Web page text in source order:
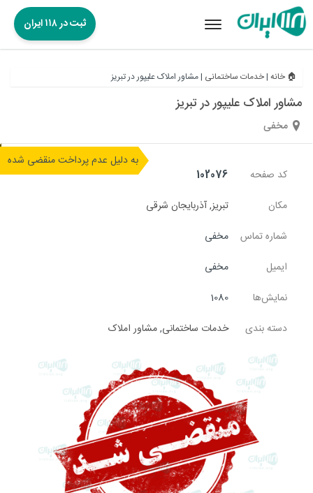
Toggle
ثبت در ۱۱۸ ایران
🏠 خانه|خدمات ساختمانی|مشاور املاک علیپور در تبریز
مشاور املاک علیپور در تبریز
مخفی
به دلیل عدم پرداخت منقضی شده
کد صفحه
102076
مکان
تبریز,آذربایجان شرقی
شماره تماس
مخفی
ایمیل
مخفی
نمایش‌ها
1080
دسته بندی
خدمات ساختمانی,مشاور املاک